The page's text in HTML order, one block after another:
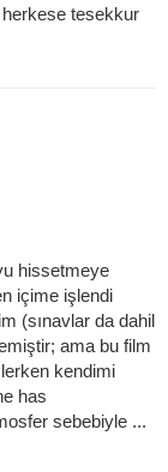
tesekkur
hissetmeye
içime işlendi
(sınavlar da dahil
ama bu film
kendimi
has
sebebiyle ...